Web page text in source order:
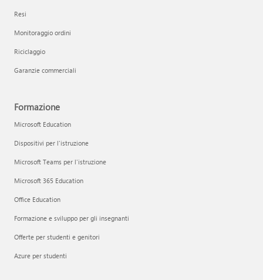
Resi
Monitoraggio ordini
Riciclaggio
Garanzie commerciali
Formazione
Microsoft Education
Dispositivi per l'istruzione
Microsoft Teams per l'istruzione
Microsoft 365 Education
Office Education
Formazione e sviluppo per gli insegnanti
Offerte per studenti e genitori
Azure per studenti